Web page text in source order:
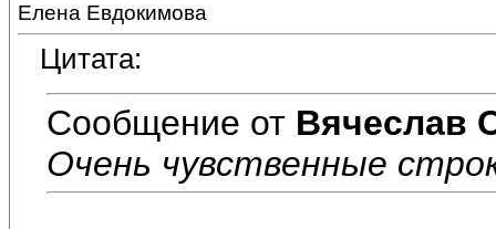
Елена Евдокимова
Цитата:
Сообщение от Вячеслав
Очень чувственные